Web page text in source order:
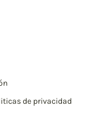
de privacidad